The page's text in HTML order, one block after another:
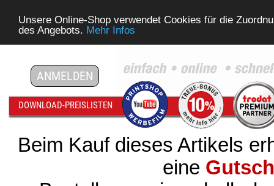
Unsere Online-Shop verwendet Cookies für die
des Angebots. Mehr Infos
DOWNLOAD-PREISLISTEN
ANMELDEN
Beim Kauf dieses Artikels
eine